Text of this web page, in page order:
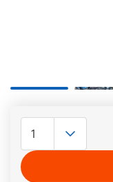
analysés dans la
satellite. Comprend
satellite.
Autres informations